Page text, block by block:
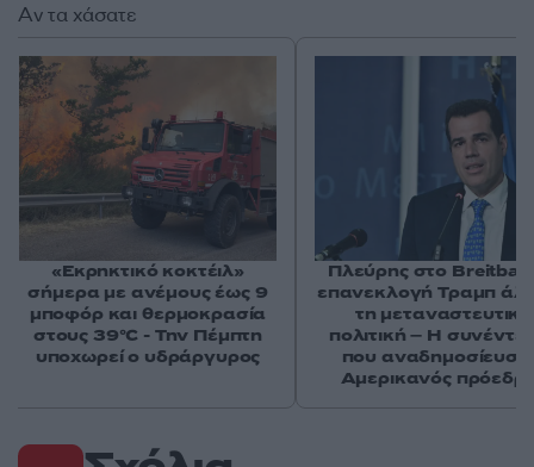
Αν τα χάσατε
«Εκρηκτικό κοκτέιλ»
σήμερα με ανέμους έως 9
μποφόρ και θερμοκρασία
στους 39°C - Την Πέμπτη
υποχωρεί ο υδράργυρος
Πλεύρης στο
επανεκλογή Τραμπ
τη μεταναστευτική
πολιτική – Η
που αναδημοσίευσε
Αμερικανός